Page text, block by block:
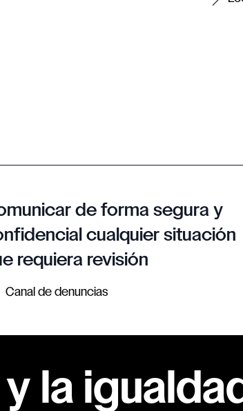
de forma segura y
cualquier situación
requiera revisión
Canal de denuncias
la